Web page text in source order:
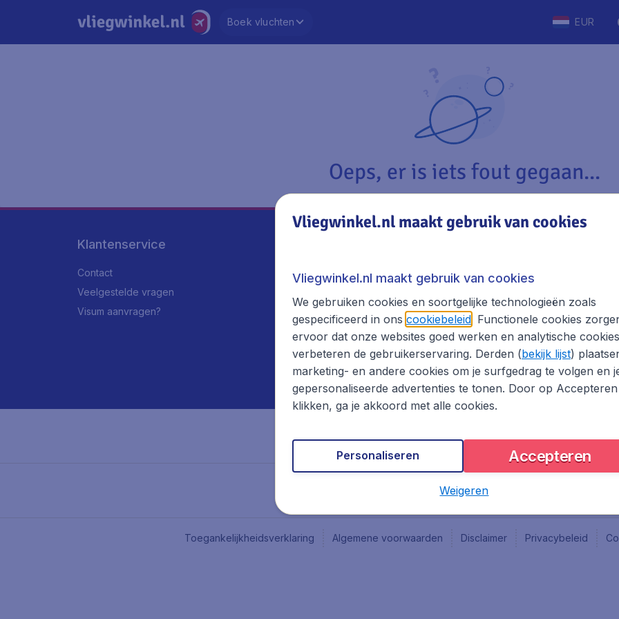
Boek vluchten EUR
Oeps, er is iets fout gegaan...
Klantenservice
Contact
Veelgestelde vragen
Visum aanvragen?
Over Vliegwinkel.nl
Reisgids
Toegankelijkheidsverklaring Algemene voorwaarden Disclaimer Privacybeleid
Vliegwinkel.nl maakt gebruik van cookies
Vliegwinkel.nl maakt gebruik van cookies
We gebruiken cookies en soortgelijke technologieën zoals
gespecificeerd in ons cookiebeleid. Functionele cookies
ervoor dat onze websites goed werken en analytische cookies
verbeteren de gebruikerservaring. Derden (bekijk lijst)
marketing- en andere cookies om je surfgedrag te volgen en
gepersonaliseerde advertenties te tonen. Door op
klikken, ga je akkoord met alle cookies.
Accepteren
Personaliseren
Weigeren